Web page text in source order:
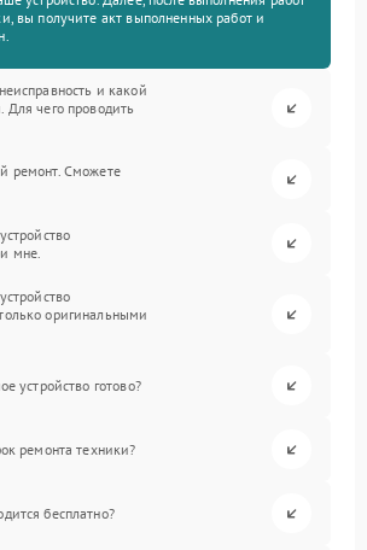
вы получите акт выполненных работ и
и какой
Для чего проводить
ремонт. Сможете
мне.
оригинальными
устройство готово?
ремонта техники?
бесплатно?